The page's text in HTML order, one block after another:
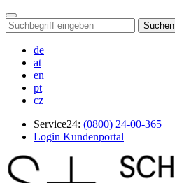
Suchen
de
at
en
pt
cz
Service24: (0800) 24-00-365
Login Kundenportal